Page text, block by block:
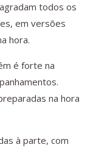
todos os
em versões
hora.
é forte na
na hora
à parte, com